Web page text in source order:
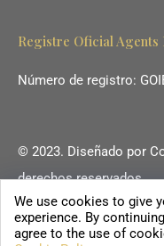
Registre Oficial
Número de registro:
© 2023. Diseñado por
derechos reservados.
Ihr
We use cookies to give
experience. By
agree to the use of